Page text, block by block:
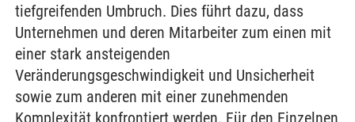
tiefgreifenden Umbruch. Dies führt dazu, dass
Unternehmen und deren Mitarbeiter zum einen mit
einer stark ansteigenden
Veränderungsgeschwindigkeit und Unsicherheit
sowie zum anderen mit einer zunehmenden
Komplexität konfrontiert werden. Für den Einzelnen